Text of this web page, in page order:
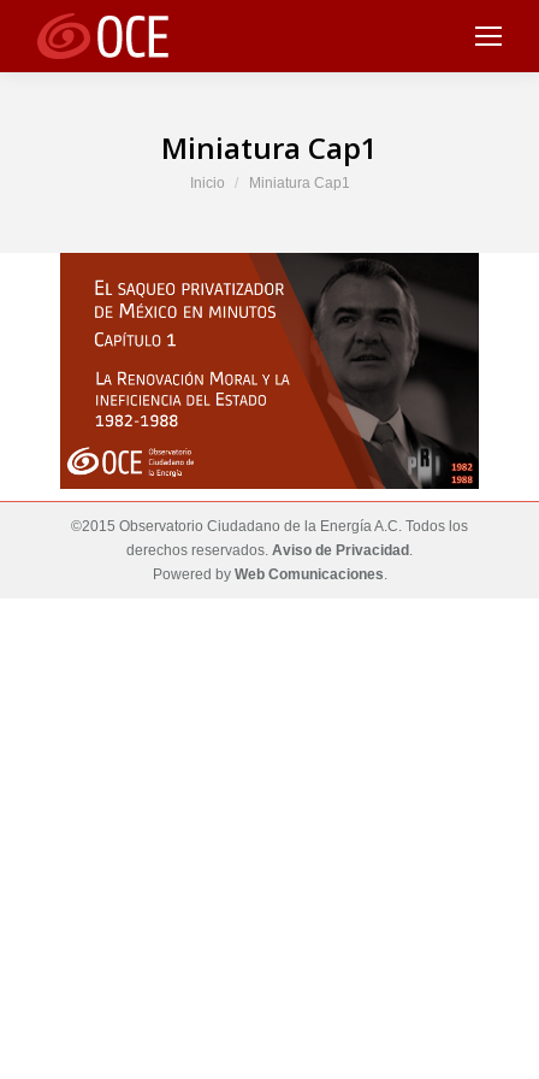
Miniatura Cap1
Estás aquí:
Inicio Miniatura Cap1
©2015 Observatorio Ciudadano de la Energía A.C. Todos los
derechos reservados. Aviso de Privacidad
Powered by Web Comunicaciones